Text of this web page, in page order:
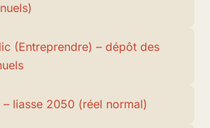
(Entreprendre) – dépôt des
liasse 2050 (réel normal)